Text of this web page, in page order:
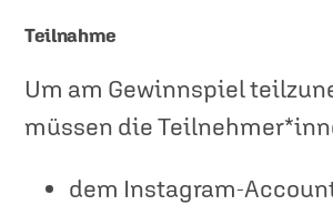
Teilnahme
Um am Gewinnspiel
müssen die
dem Instagram-